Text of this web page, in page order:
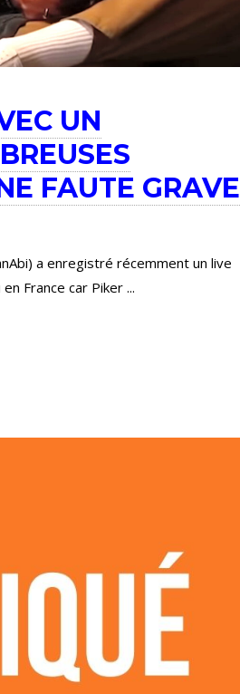
UN
FAUTE GRAVE
a enregistré récemment un live
France car Piker